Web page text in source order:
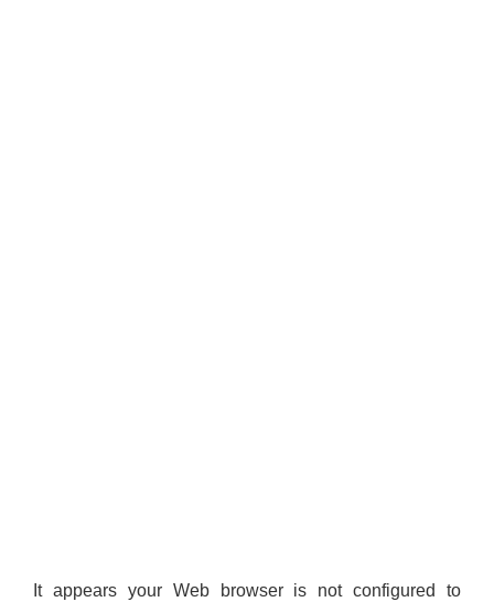
It appears your Web browser is not configured to